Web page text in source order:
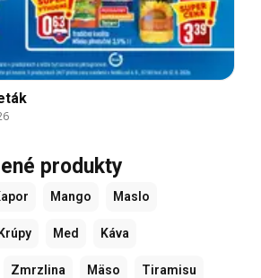
produkty
Mango Maslo
Krúpy Med Káva
Zmrzlina Mäso Tiramisu